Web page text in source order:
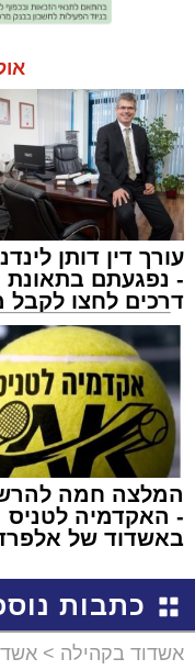
עורך דין דותן
- נפגעתם בתאונת
דרכים לחצו לקבל
שמגיע לכם
המלצה חמה
- האקדמיה לטניס
באשדוד של
כתבות
אשדוד בקהילה >